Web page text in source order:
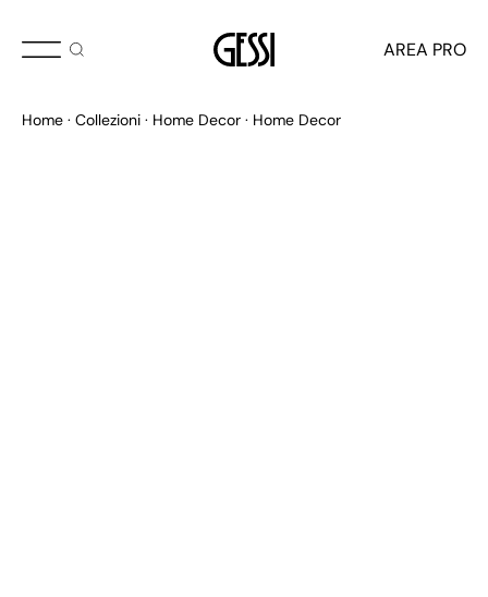
AREA PRO
Home Collezioni Home Decor Home Decor